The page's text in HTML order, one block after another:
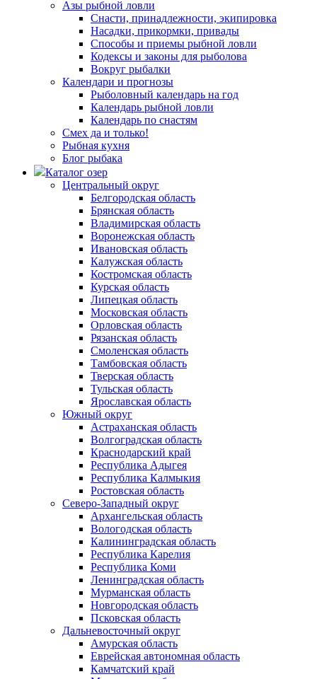
Азы рыбной ловли
Снасти, принадлежности, экипировка
Насадки, прикормки, привады
Способы и приемы рыбной ловли
Кодексы и законы для рыболова
Вокруг рыбалки
Календари и прогнозы
Рыболовный календарь на год
Календарь рыбной ловли
Календарь по снастям
Смех да и только!
Рыбная кухня
Блог рыбака
Каталог озер
Центральный округ
Белгородская область
Брянская область
Владимирская область
Воронежская область
Ивановская область
Калужская область
Костромская область
Курская область
Липецкая область
Московская область
Орловская область
Рязанская область
Смоленская область
Тамбовская область
Тверская область
Тульская область
Ярославская область
Южный округ
Астраханская область
Волгоградская область
Краснодарский край
Республика Адыгея
Республика Калмыкия
Ростовская область
Северо-Западный округ
Архангельская область
Вологодская область
Калининградская область
Республика Карелия
Республика Коми
Ленинградская область
Мурманская область
Новгородская область
Псковская область
Дальневосточный округ
Амурская область
Еврейская автономная область
Камчатский край